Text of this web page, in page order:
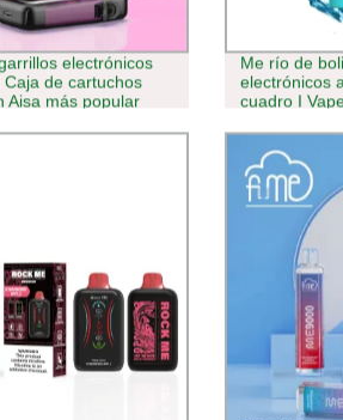
electrónicos
de cartuchos
Aisa más popular
Me río de
electrónicos
cuadro I